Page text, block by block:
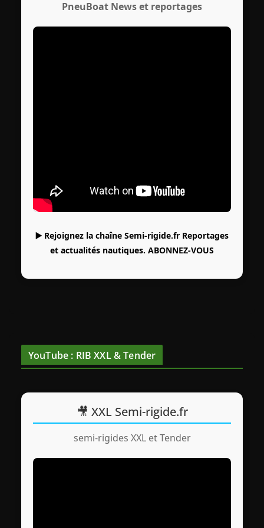
PneuBoat News et reportages
▶️ Rejoignez la chaîne Semi-rigide.fr Reportages
et actualités nautiques. ABONNEZ-VOUS
YouTube : RIB XXL & Tender
🎥 XXL Semi-rigide.fr
semi-rigides XXL et Tender